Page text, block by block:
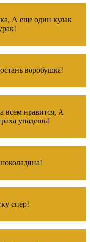
А еще один кулак
воробушка!
всем нравится, А
упадешь!
спер!